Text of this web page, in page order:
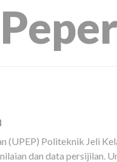
(UPEP) Politeknik Jeli
dan data persijilan.